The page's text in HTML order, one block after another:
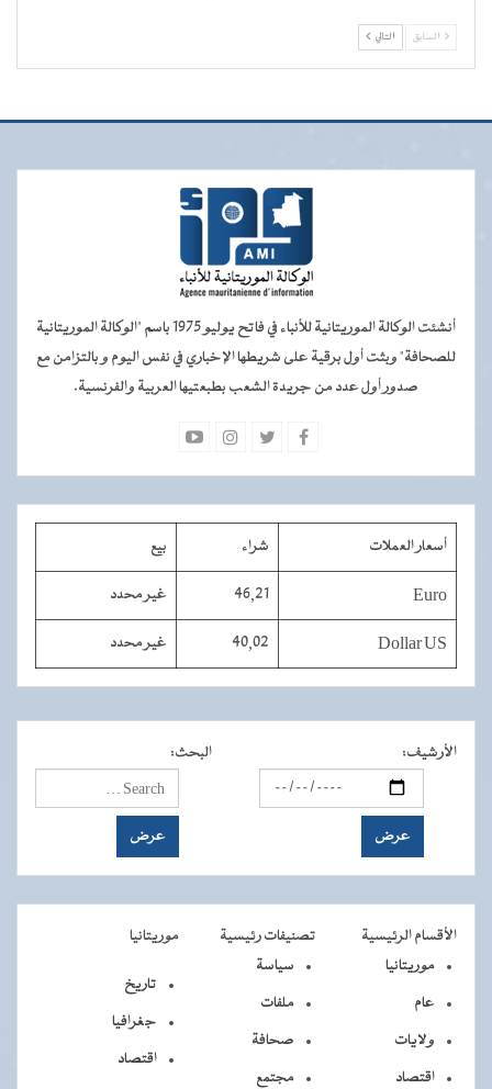
السابق التالي
أنشئت الوكالة الموريتانية للأنباء في فاتح يوليو 1975 باسم "الوكالة الموريتانية
للصحافة" وبثت أول برقية على شريطها الإخباري في نفس اليوم و بالتزامن مع
صدور أول عدد من جريدة الشعب بطبعتيها العربية والفرنسية.
أسعار العملات شراء بيع
Euro
46,21 غير محدد
Dollar US
40,02 غير محدد
الأرشيف: البحث:
الأقسام الرئيسية تصنيفات رئيسية
موريتانيا
موريتانيا
عام
ولايات
اقتصاد
سياسة
ملفات
صحافة
مجتمع
تاريخ
جغرافيا
اقتصاد